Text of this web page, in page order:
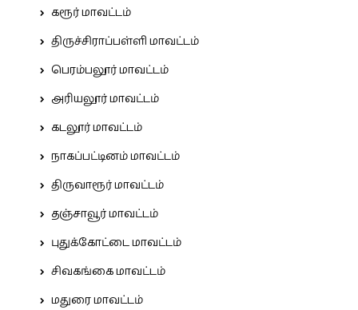
கரூர் மாவட்டம்
திருச்சிராப்பள்ளி மாவட்டம்
பெரம்பலூர் மாவட்டம்
அரியலூர் மாவட்டம்
கடலூர் மாவட்டம்
நாகப்பட்டினம் மாவட்டம்
திருவாரூர் மாவட்டம்
தஞ்சாவூர் மாவட்டம்
புதுக்கோட்டை மாவட்டம்
சிவகங்கை மாவட்டம்
மதுரை மாவட்டம்